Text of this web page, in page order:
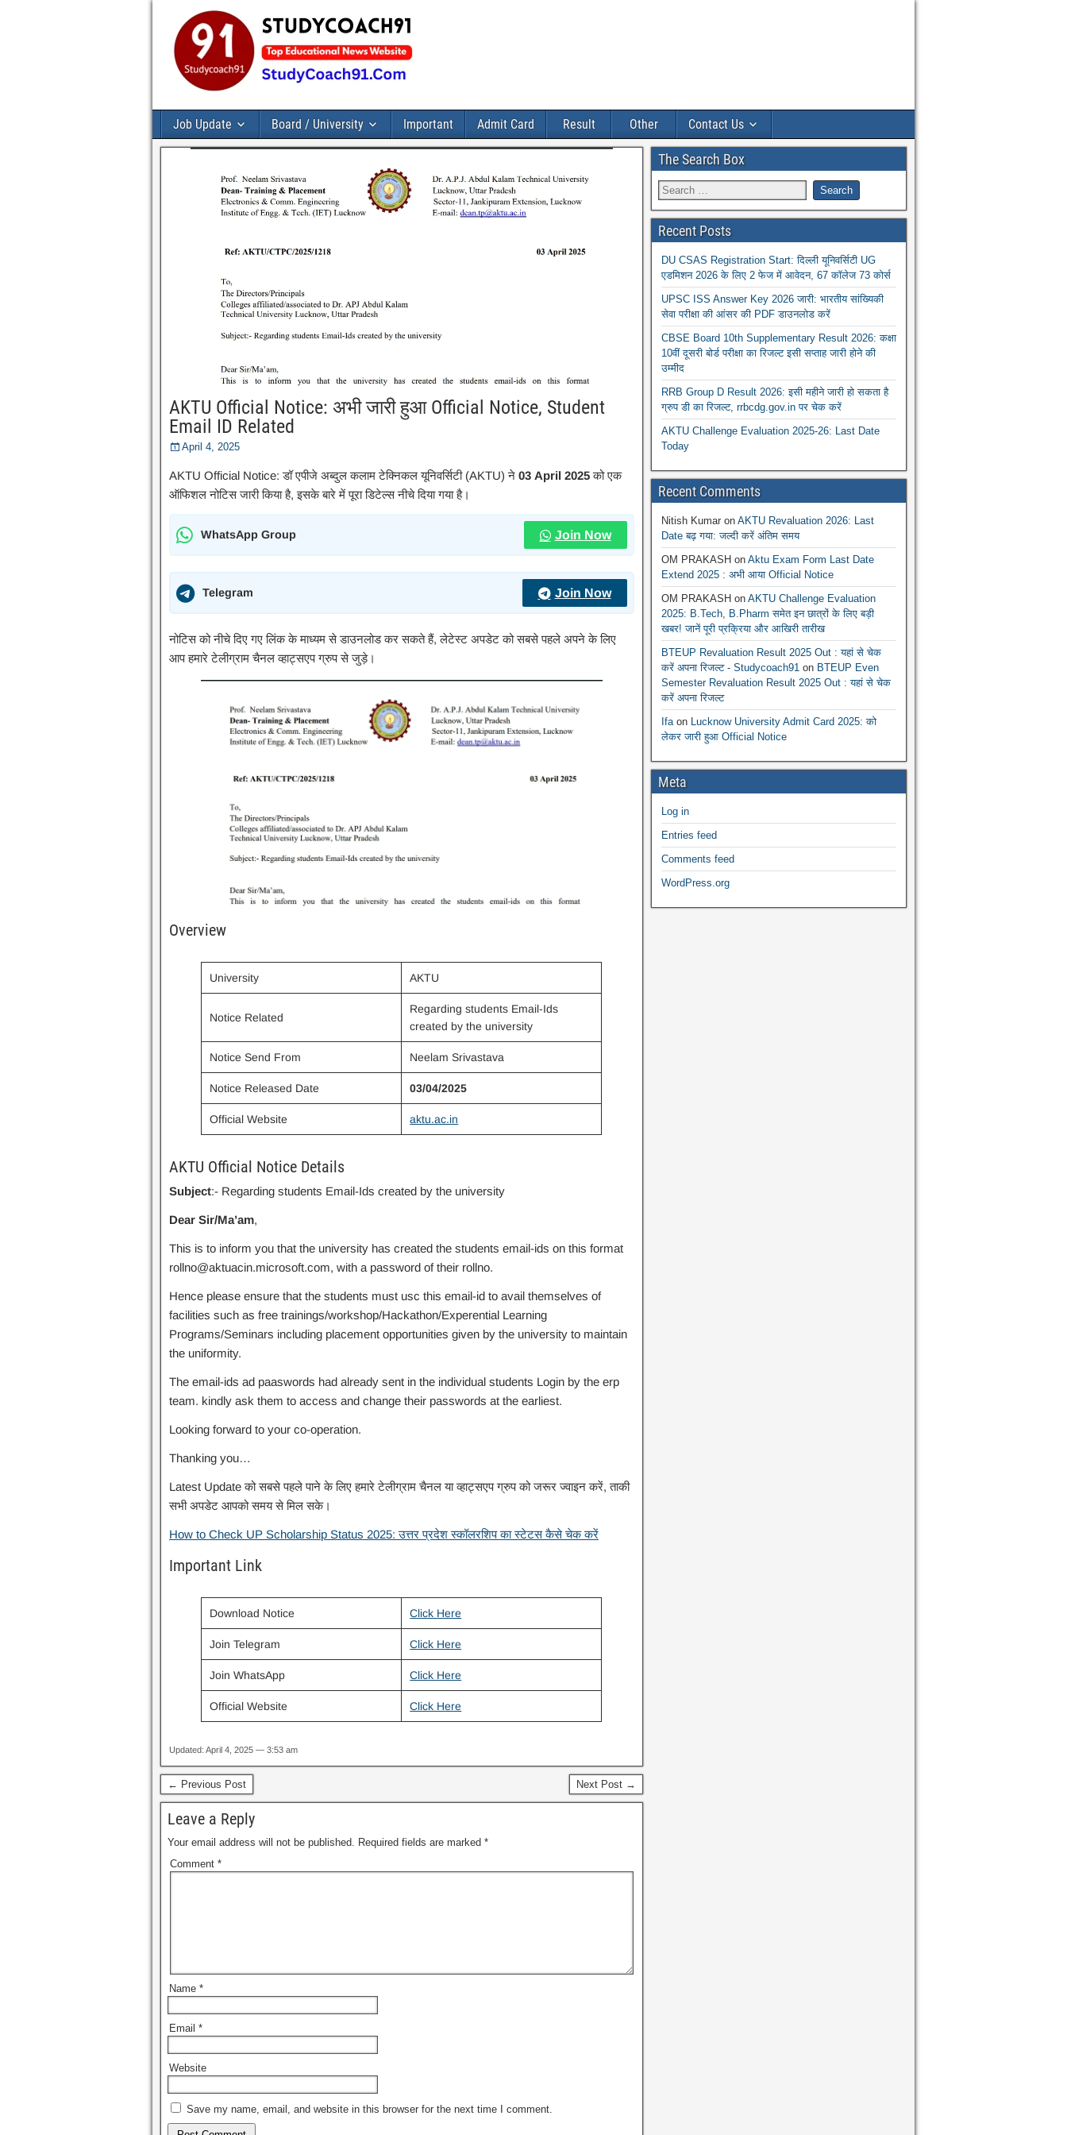
Job Update Board / University Important Admit Card Result Other Contact Us
AKTU Official Notice: अभी जारी हुआ Official Notice, Student
Email ID Related
April 4, 2025
AKTU Official Notice: डॉ एपीजे अब्दुल कलाम टेक्निकल यूनिवर्सिटी (AKTU) ने 03 April 2025को एक
ऑफिशल नोटिस जारी किया है, इसके बारे में पूरा डिटेल्स नीचे दिया गया है।
WhatsApp Group Join Now
Telegram Join Now
नोटिस को नीचे दिए गए लिंक के माध्यम से डाउनलोड कर सकते हैं, लेटेस्ट अपडेट को सबसे पहले अपने के लिए
आप हमारे टेलीग्राम चैनल व्हाट्सएप ग्रुप से जुड़े।
Overview
University AKTU
Notice Related
Regarding students Email-Ids
created by the university
Notice Send From Neelam Srivastava
Notice Released Date 03/04/2025
Official Website aktu.ac.in
AKTU Official Notice Details
Subject:- Regarding students Email-Ids created by the university
Dear Sir/Ma’am,
This is to inform you that the university has created the students email-ids on this format
rollno@aktuacin.microsoft.com, with a password of their rollno.
Hence please ensure that the students must usc this email-id to avail themselves of
facilities such as free trainings/workshop/Hackathon/Experential Learning
Programs/Seminars including placement opportunities given by the university to maintain
the uniformity.
The email-ids ad paaswords had already sent in the individual students Login by the erp
team. kindly ask them to access and change their passwords at the earliest.
Looking forward to your co-operation.
Thanking you…
Latest Update को सबसे पहले पाने के लिए हमारे टेलीग्राम चैनल या व्हाट्सएप ग्रुप को जरूर ज्वाइन करें, ताकी
सभी अपडेट आपको समय से मिल सके।
How to Check UP Scholarship Status 2025: उत्तर प्रदेश स्कॉलरशिप का स्टेटस कैसे चेक करें
Important Link
Download Notice Click Here
Join Telegram Click Here
Join WhatsApp Click Here
Official Website Click Here
Updated: April 4, 2025 — 3:53 am
← Previous Post Next Post →
Leave a Reply
Your email address will not be published. Required fields are marked *
Comment *
Name *
Email *
Website
Save my name, email, and website in this browser for the next time I comment.
The Search Box
Recent Posts
DU CSAS Registration Start: दिल्ली यूनिवर्सिटी UG
एडमिशन 2026 के लिए 2 फेज में आवेदन, 67 कॉलेज 73 कोर्स
UPSC ISS Answer Key 2026 जारी: भारतीय सांख्यिकी
सेवा परीक्षा की आंसर की PDF डाउनलोड करें
CBSE Board 10th Supplementary Result 2026: कक्षा
10वीं दूसरी बोर्ड परीक्षा का रिजल्ट इसी सप्ताह जारी होने की
उम्मीद
RRB Group D Result 2026: इसी महीने जारी हो सकता है
ग्रुप डी का रिजल्ट, rrbcdg.gov.in पर चेक करें
AKTU Challenge Evaluation 2025-26: Last Date
Today
Recent Comments
Nitish Kumaron AKTU Revaluation 2026: Last
Date बढ़ गया: जल्दी करें अंतिम समय
OM PRAKASH on Aktu Exam Form Last Date
Extend 2025 : अभी आया Official Notice
OM PRAKASH on AKTU Challenge Evaluation
2025: B.Tech, B.Pharm समेत इन छात्रों के लिए बड़ी
खबर! जानें पूरी प्रक्रिया और आखिरी तारीख
BTEUP Revaluation Result 2025 Out : यहां से चेक
करें अपना रिजल्ट - Studycoach91on BTEUP Even
Semester Revaluation Result 2025 Out : यहां से चेक
करें अपना रिजल्ट
Ifaon Lucknow University Admit Card 2025: को
लेकर जारी हुआ Official Notice
Meta
Log in
Entries feed
Comments feed
WordPress.org